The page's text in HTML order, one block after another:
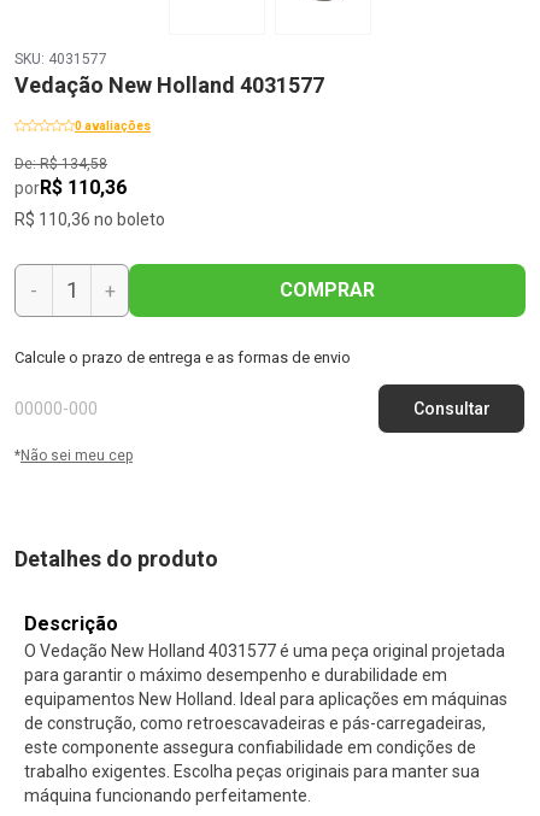
SKU: 4031577
Vedação New Holland 4031577
0 avaliações
De: R$ 134,58
porR$ 110,36
R$ 110,36 no boleto
- + COMPRAR
Calcule o prazo de entrega e as formas de envio
*Não sei meu cep
Detalhes do produto
Descrição
O Vedação New Holland 4031577 é uma peça original projetada
para garantir o máximo desempenho e durabilidade em
equipamentos New Holland. Ideal para aplicações em máquinas
de construção, como retroescavadeiras e pás-carregadeiras,
este componente assegura confiabilidade em condições de
trabalho exigentes. Escolha peças originais para manter sua
máquina funcionando perfeitamente.